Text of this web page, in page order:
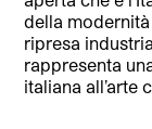
della
ripresa
rappresenta
italiana all’arte